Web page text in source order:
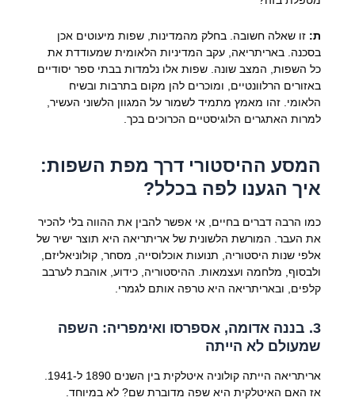
ת: זו שאלה חשובה. בחלק מהמדינות, שפות מיעוטים אכן
בסכנה. באריתריאה, עקב המדיניות הלאומית שמעודדת את
כל השפות, המצב שונה. שפות אלו נלמדות בבתי ספר יסודיים
באזורים הרלוונטיים, ומוכרים להן מקום בתרבות ובשיח
הלאומי. זהו מאמץ מתמיד לשמור על המגוון הלשוני העשיר,
למרות האתגרים הלוגיסטיים הכרוכים בכך.
המסע ההיסטורי דרך מפת השפות:
איך הגענו לפה בכלל?
כמו הרבה דברים בחיים, אי אפשר להבין את ההווה בלי להכיר
את העבר. המורשת הלשונית של אריתריאה היא תוצר ישיר של
אלפי שנות היסטוריה, תנועות אוכלוסייה, מסחר, קולוניאליזם,
ולבסוף, מלחמה ועצמאות. ההיסטוריה, כידוע, אוהבת לערבב
קלפים, ובאריתריאה היא טרפה אותם לגמרי.
3. בננה אדומה, אספרסו ואימפריה: השפה
שמעולם לא הייתה
אז האם האיטלקית היא שפה מדוברת שם? לא במיוחד.